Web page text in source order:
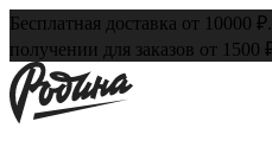
Бесплатная доставка от 10000
получении для заказов от 1500